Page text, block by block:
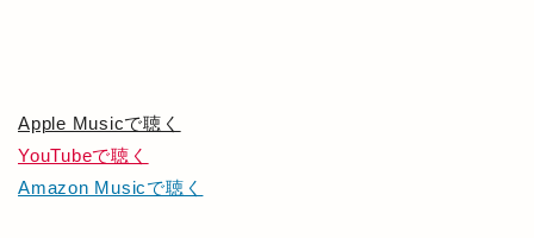
Apple Musicで聴く
YouTubeで聴く
Amazon Musicで聴く